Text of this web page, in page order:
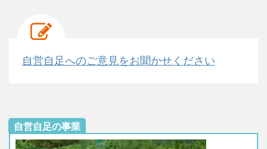
自営自足へのご意見をお聞かせください
自営自足の事業